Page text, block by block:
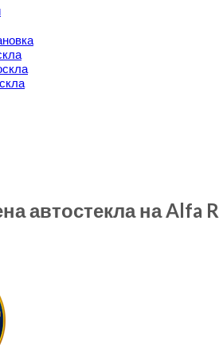
автостекла на Alfa